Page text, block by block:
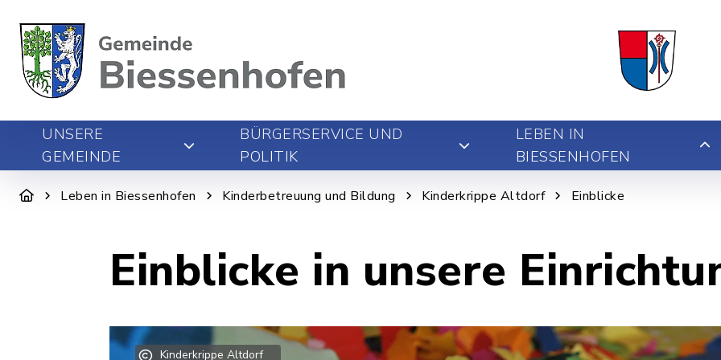
UNSERE
GEMEINDE
BÜRGERSERVICE UND
POLITIK
LEBEN IN
BIESSENHOFEN
Leben in Biessenhofen Kinderbetreuung und Bildung Kinderkrippe Altdorf Einblicke
Einblicke in unsere
Kinderkrippe Altdorf